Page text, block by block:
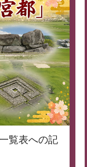
覧表への記